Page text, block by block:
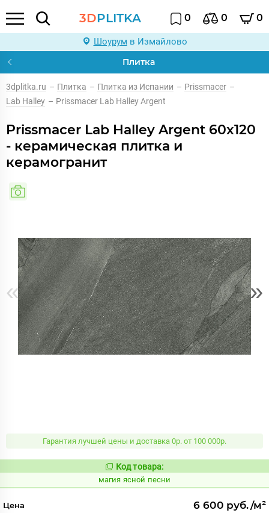
3DPLITKA 0 0 0
Шоурум в Измайлово
Плитка
3dplitka.ru – Плитка – Плитка из Испании – Prissmacer –
Lab Halley – Prissmacer Lab Halley Argent
Prissmacer Lab Halley Argent 60x120
- керамическая плитка и
керамогранит
« »
Гарантия лучшей цены и доставка 0р. от 100 000р.
Код:
921819
Код товара:
магия ясной песни
Цена 6 600 руб./м²